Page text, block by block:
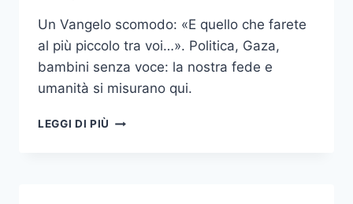
Un Vangelo scomodo: «E quello che farete
al più piccolo tra voi…». Politica, Gaza,
bambini senza voce: la nostra fede e
umanità si misurano qui.
LEGGI DI PIÙ E